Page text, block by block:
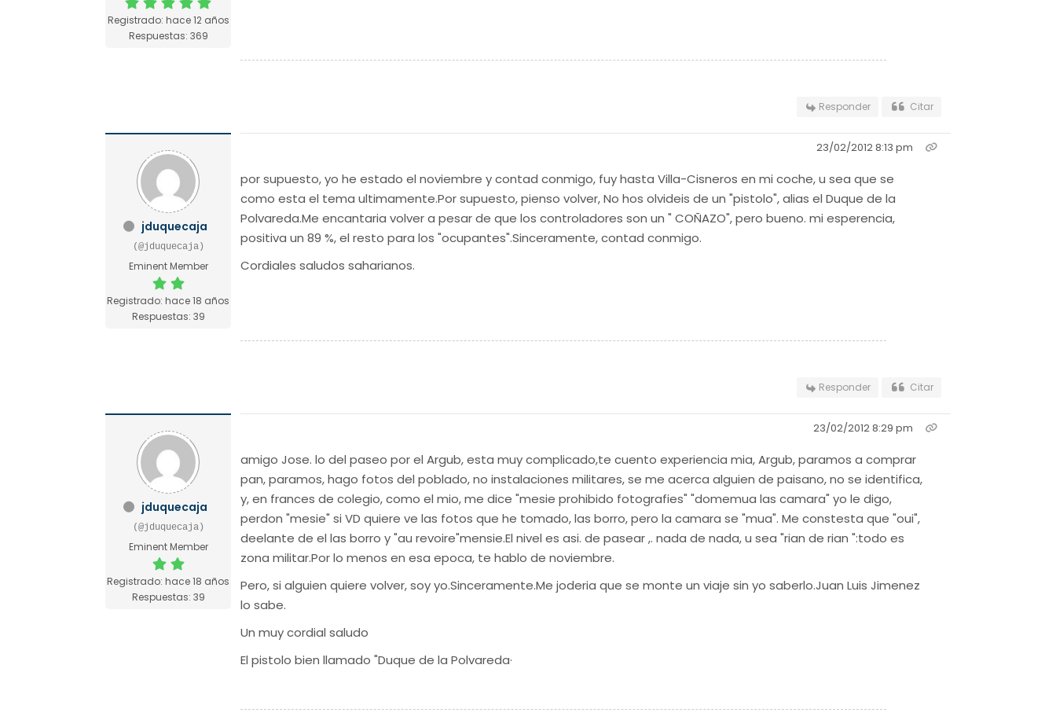
Registrado: hace 12 años
Respuestas: 369
Responder Citar
jduquecaja
(@jduquecaja)
Eminent Member
Registrado: hace 18 años
Respuestas: 39
23/02/2012 8:13 pm
por supuesto, yo he estado el noviembre y contad conmigo, fuy hasta Villa-Cisneros en mi coche, u sea que se
como esta el tema ultimamente.Por supuesto, pienso volver, No hos olvideis de un "pistolo", alias el Duque de la
Polvareda.Me encantaria volver a pesar de que los controladores son un " COÑAZO", pero bueno. mi esperencia,
positiva un 89 %, el resto para los "ocupantes".Sinceramente, contad conmigo.
Cordiales saludos saharianos.
Responder Citar
jduquecaja
(@jduquecaja)
Eminent Member
Registrado: hace 18 años
Respuestas: 39
23/02/2012 8:29 pm
amigo Jose. lo del paseo por el Argub, esta muy complicado,te cuento experiencia mia, Argub, paramos a comprar
pan, paramos, hago fotos del poblado, no instalaciones militares, se me acerca alguien de paisano, no se identifica,
y, en frances de colegio, como el mio, me dice "mesie prohibido fotografies" "domemua las camara" yo le digo,
perdon "mesie" si VD quiere ve las fotos que he tomado, las borro, pero la camara se "mua". Me constesta que "oui",
deelante de el las borro y "au revoire"mensie.El nivel es asi. de pasear ,. nada de nada, u sea "rian de rian ":todo es
zona militar.Por lo menos en esa epoca, te hablo de noviembre.
Pero, si alguien quiere volver, soy yo.Sinceramente.Me joderia que se monte un viaje sin yo saberlo.Juan Luis Jimenez
lo sabe.
Un muy cordial saludo
El pistolo bien llamado "Duque de la Polvareda·